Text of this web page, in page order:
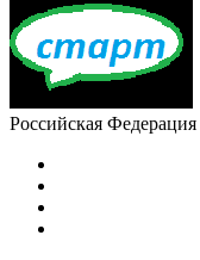
Российская Федерация